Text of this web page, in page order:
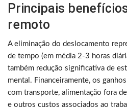
Principais
remoto
A eliminação do deslocamento
de tempo (em média 2-3 horas
também redução significativa de
mental. Financeiramente, os
com transporte, alimentação fora
e outros custos associados ao